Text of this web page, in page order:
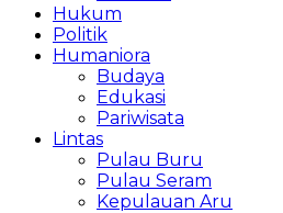
Hukum
Politik
Humaniora
Budaya
Edukasi
Pariwisata
Lintas
Pulau Buru
Pulau Seram
Kepulauan Aru